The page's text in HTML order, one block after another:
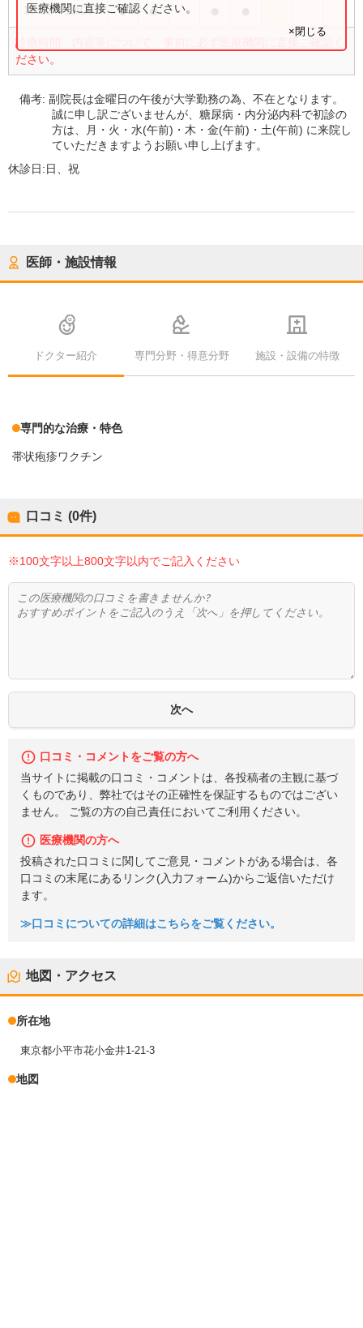
15:00〜18:00 ● ●
診療時間・内容等について、事前に必ず医療機関に直接ご確認く
ださい。
医療機関に直接ご確認ください。
×閉じる
備考:副院長は金曜日の午後が大学勤務の為、不在となります。
誠に申し訳ございませんが、糖尿病・内分泌内科で初診の
方は、月・火・水(午前)・木・金(午前)・土(午前) に来院し
ていただきますようお願い申し上げます。
休診日:日、祝
医師・施設情報
ドクター紹介 専門分野・得意分野 施設・設備の特徴
専門的な治療・特色
帯状疱疹ワクチン
口コミ (0件)
※100文字以上800文字以内でご記入ください
口コミ・コメントをご覧の方へ
当サイトに掲載の口コミ・コメントは、各投稿者の主観に基づ
くものであり、弊社ではその正確性を保証するものではござい
ません。 ご覧の方の自己責任においてご利用ください。
医療機関の方へ
投稿された口コミに関してご意見・コメントがある場合は、各
口コミの末尾にあるリンク(入力フォーム)からご返信いただけ
ます。
≫口コミについての詳細はこちらをご覧ください。
地図・アクセス
所在地
東京都小平市花小金井1-21-3
地図